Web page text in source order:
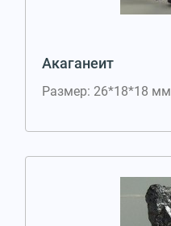
Акаганеит
Размер: 26*18*18 мм